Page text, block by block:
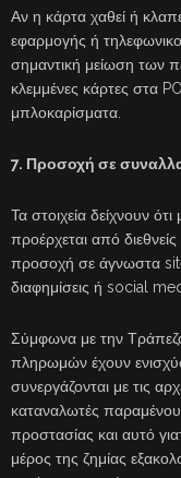
Αν η κάρτα χαθεί ή
εφαρμογής ή
σημαντική μείωση των
κλεμμένες κάρτες στα
μπλοκαρίσματα.
7. Προσοχή σε
Τα στοιχεία δείχνουν
προέρχεται από
προσοχή σε άγνωστα
διαφημίσεις ή social
Σύμφωνα με την
πληρωμών έχουν
συνεργάζονται με τις
καταναλωτές
προστασίας και αυτό
μέρος της ζημίας